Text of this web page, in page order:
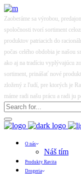
Zaoberáme sa výrobou,
spoločnosti tvorí sortiment
produktov patriacich do
počas celého obdobia je našou
ako aj na tradíciu vyplývajúcu
sortiment, prinášať nové
zložený z ľudí, pre ktorých je
máme radi našu prácu a radi ju
O nás
Náš tím
Produkty Ravita
Drogeria